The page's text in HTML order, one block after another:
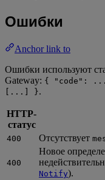
Ошибки
Anchor link to
Ошибки используют
Gateway: { "code":
[...] }.
HTTP-
статус
400 Отсутствует
400
Новое
Notify).